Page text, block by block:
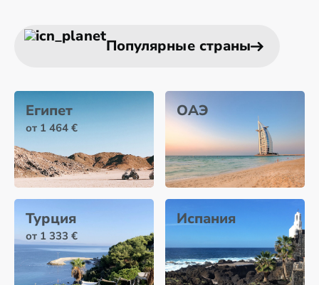
Популярные страны
Египет
от 1 464 €
ОАЭ
Турция
от 1 333 €
Испания